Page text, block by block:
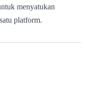
menyatukan
platform.